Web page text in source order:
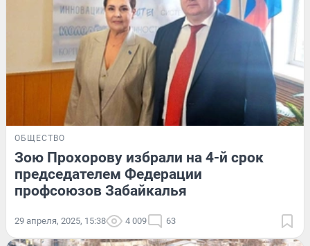
ОБЩЕСТВО
Зою Прохорову избрали на 4-й срок
председателем Федерации
профсоюзов Забайкалья
29 апреля, 2025, 15:38 4 009 63